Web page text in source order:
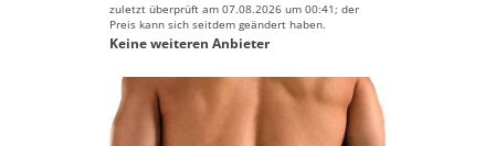
zuletzt überprüft am 07.08.2026 um 00:41; der
Preis kann sich seitdem geändert haben.
Keine weiteren Anbieter